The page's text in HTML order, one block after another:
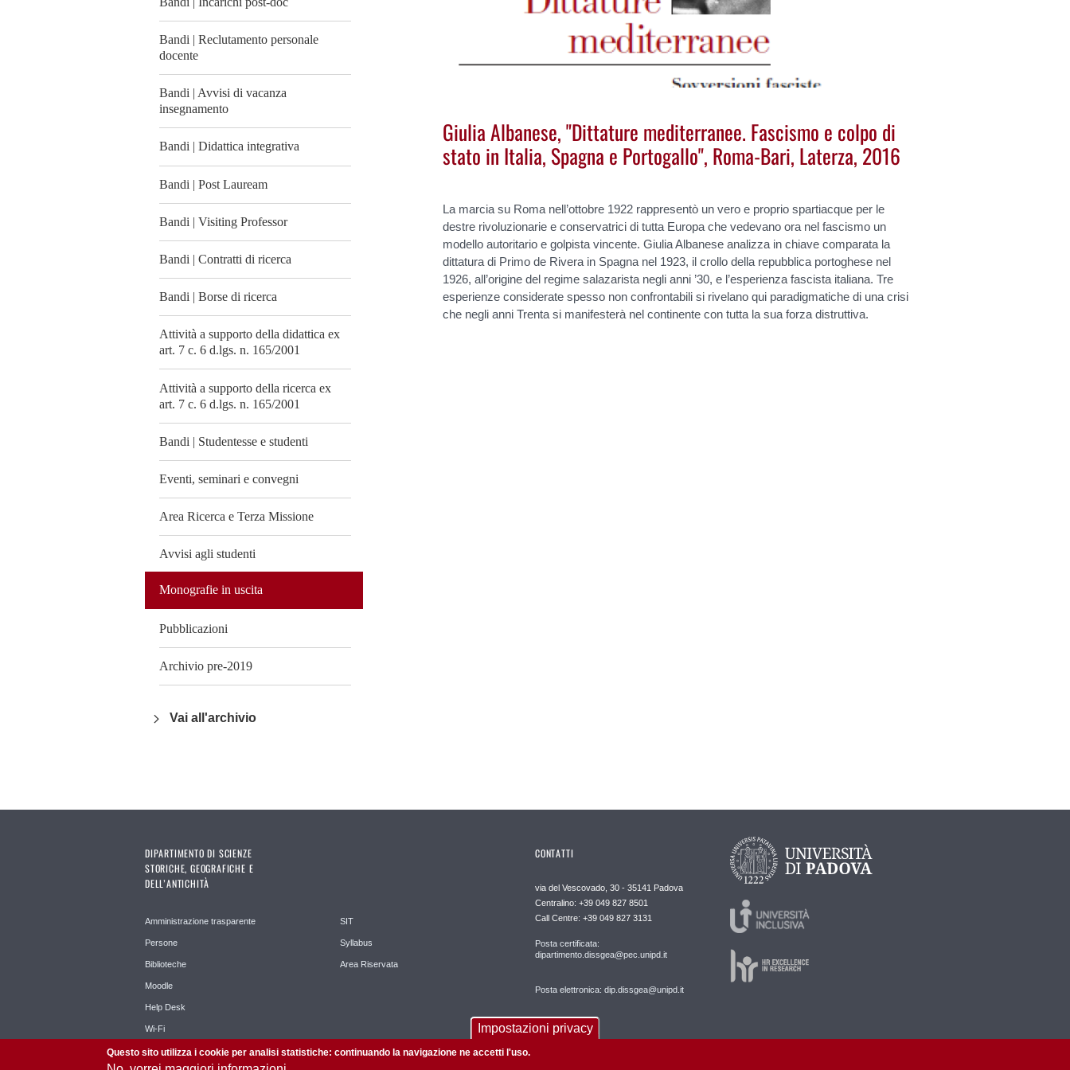
Bandi | Reclutamento personale
docente
Bandi | Avvisi di vacanza
insegnamento
Bandi | Didattica integrativa
Bandi | Post Lauream
Bandi | Visiting Professor
Bandi | Contratti di ricerca
Bandi | Borse di ricerca
Attività a supporto della didattica ex
art. 7 c. 6 d.lgs. n. 165/2001
Attività a supporto della ricerca ex
art. 7 c. 6 d.lgs. n. 165/2001
Bandi | Studentesse e studenti
Eventi, seminari e convegni
Area Ricerca e Terza Missione
Avvisi agli studenti
Monografie in uscita
Pubblicazioni
Archivio pre-2019
Vai all'archivio
Giulia Albanese, "Dittature mediterranee. Fascismo e colpo di
stato in Italia, Spagna e Portogallo", Roma-Bari, Laterza, 2016
La marcia su Roma nell’ottobre 1922 rappresentò un vero e proprio spartiacque per le
destre rivoluzionarie e conservatrici di tutta Europa che vedevano ora nel fascismo un
modello autoritario e golpista vincente. Giulia Albanese analizza in chiave comparata la
dittatura di Primo de Rivera in Spagna nel 1923, il crollo della repubblica portoghese nel
1926, all’origine del regime salazarista negli anni ’30, e l’esperienza fascista italiana. Tre
esperienze considerate spesso non confrontabili si rivelano qui paradigmatiche di una crisi
che negli anni Trenta si manifesterà nel continente con tutta la sua forza distruttiva.
DIPARTIMENTO DI SCIENZE
STORICHE, GEOGRAFICHE E
DELL’ANTICHITÀ
Amministrazione trasparente
Persone
Biblioteche
Moodle
Help Desk
Wi-Fi
SIT
Syllabus
Area Riservata
CONTATTI
via del Vescovado, 30 - 35141 Padova
Centralino: +39 049 827 8501
Call Centre: +39 049 827 3131
Posta certificata:
dipartimento.dissgea@pec.unipd.it
Posta elettronica: dip.dissgea@unipd.it
Impostazioni privacy
Questo sito utilizza i cookie per analisi statistiche: continuando la navigazione ne accetti l'uso.